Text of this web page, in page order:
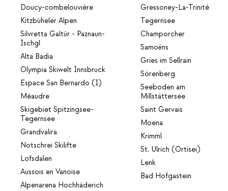
Doucy-combelouvière
Kitzbüheler Alpen
Silvretta Galtür - Paznaun-
Ischgl
Alta Badia
Olympia Skiwelt Innsbruck
Espace San Bernardo (I)
Méaudre
Skigebiet Spitzingsee-
Tegernsee
Grandvalira
Notschrei Skilifte
Lofsdalen
Aussois en Vanoise
Alpenarena Hochhäderich
Gressoney-La-Trinité
Tegernsee
Champorcher
Samoëns
Gries im Sellrain
Sörenberg
Seeboden am
Millstättersee
Saint Gervais
Moena
Krimml
St. Ulrich (Ortisei)
Lenk
Bad Hofgastein